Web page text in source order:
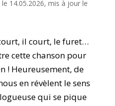
le 14.05.2026, mis à jour le
il court, le furet…
cette chanson pour
! Heureusement, de
en révèlent le sens
qui se pique